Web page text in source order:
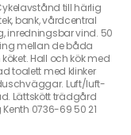
till härlig
bank, vårdcentral
inredningsbar vind. 50
mellan de båda
Hall och kök med
toalett med klinker
Luft/luft-
Lättskött trädgård
0736-69 50 21